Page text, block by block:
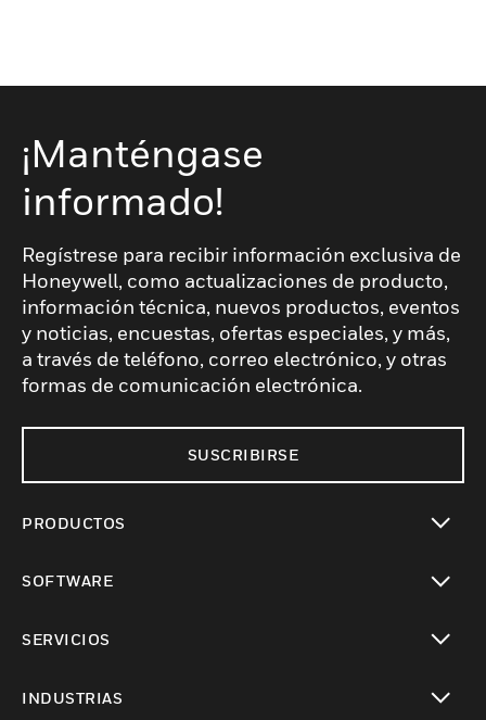
¡Manténgase
informado!
Regístrese para recibir información exclusiva de
Honeywell, como actualizaciones de producto,
información técnica, nuevos productos, eventos
y noticias, encuestas, ofertas especiales, y más,
a través de teléfono, correo electrónico, y otras
formas de comunicación electrónica.
SUSCRIBIRSE
PRODUCTOS
SOFTWARE
SERVICIOS
INDUSTRIAS